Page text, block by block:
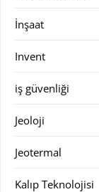
İnşaat
Invent
iş güvenliği
Jeoloji
Jeotermal
Kalıp Teknolojisi